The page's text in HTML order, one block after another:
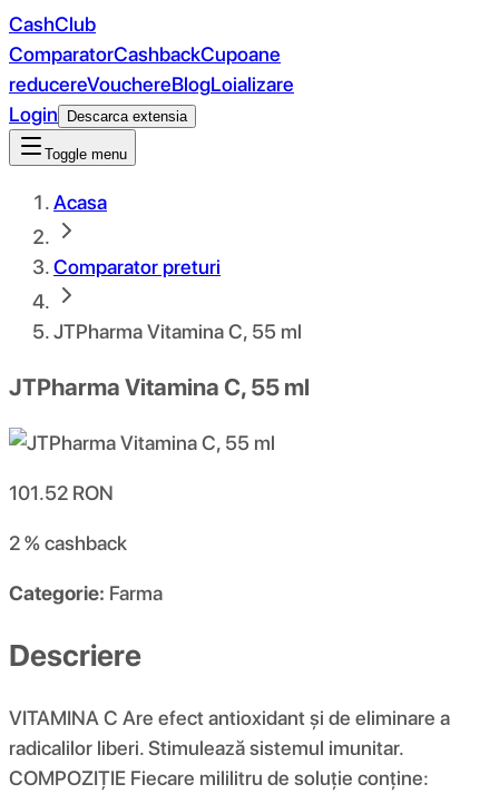
CashClub
ComparatorCashbackCupoane
reducereVouchereBlogLoializare
Login
Descarca extensia
Toggle menu
Acasa
Comparator preturi
JTPharma Vitamina C, 55 ml
JTPharma Vitamina C, 55 ml
101.52 RON
2 %cashback
Categorie: Farma
Descriere
VITAMINA C Are efect antioxidant și de eliminare a
radicalilor liberi. Stimulează sistemul imunitar.
COMPOZIŢIE Fiecare mililitru de soluție conține: